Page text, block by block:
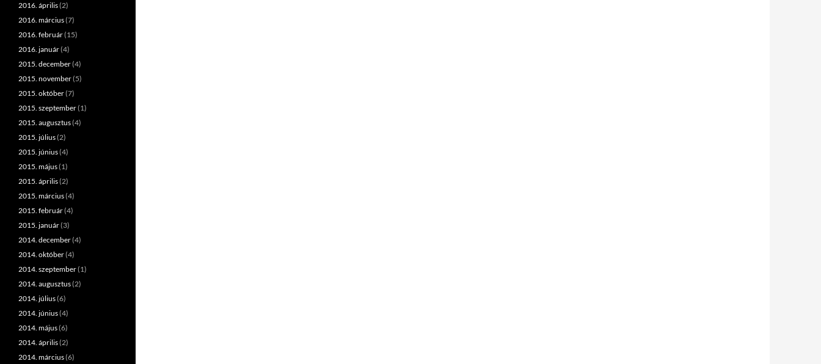
2016. április(2)
2016. március(7)
2016. február(15)
2016. január(4)
2015. december(4)
2015. november(5)
2015. október(7)
2015. szeptember(1)
2015. augusztus(4)
2015. július(2)
2015. június(4)
2015. május(1)
2015. április(2)
2015. március(4)
2015. február(4)
2015. január(3)
2014. december(4)
2014. október(4)
2014. szeptember(1)
2014. augusztus(2)
2014. július(6)
2014. június(4)
2014. május(6)
2014. április(2)
2014. március(6)